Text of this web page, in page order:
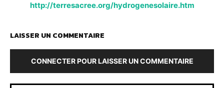
http://terresacree.org/hydrogenesolaire.htm
LAISSER UN COMMENTAIRE
CONNECTER POUR LAISSER UN COMMENTAIRE